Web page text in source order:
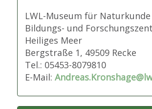
LWL-Museum für Naturkunde
Bildungs- und
Heiliges Meer
Bergstraße 1, 49509 Recke
Tel.: 05453-8079810
E-Mail: